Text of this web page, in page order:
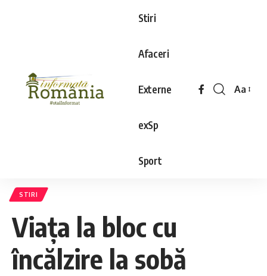
Stiri
Afaceri
Externe
exSp
Sport
Aa
STIRI
Viața la bloc cu
încălzire la sobă